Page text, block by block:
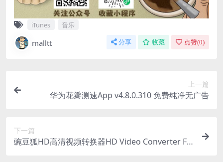
iTunes 音乐
malltt 分享 收藏 点赞(0)
上一篇
华为花瓣测速App v4.8.0.310 免费纯净无广告
下一篇
豌豆狐HD高清视频转换器HD Video Converter Fa